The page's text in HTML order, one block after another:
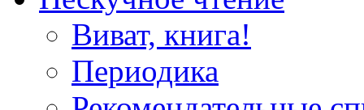
Виват, книга!
Периодика